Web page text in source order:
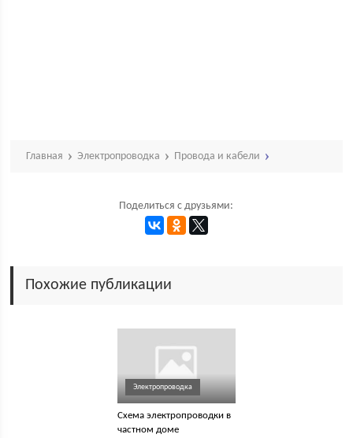
Главная Электропроводка Провода и кабели
Поделиться с друзьями:
Похожие публикации
Электропроводка
Схема электропроводки в
частном доме